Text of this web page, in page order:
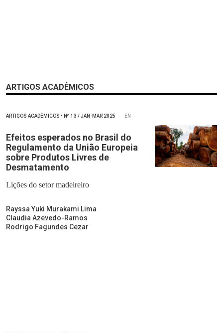
ARTIGOS ACADÊMICOS
ARTIGOS ACADÊMICOS • Nº 13 / JAN-MAR 2025 EN
Efeitos esperados no Brasil do
Regulamento da União Europeia
sobre Produtos Livres de
Desmatamento
Lições do setor madeireiro
Rayssa Yuki Murakami Lima
Claudia Azevedo-Ramos
Rodrigo Fagundes Cezar